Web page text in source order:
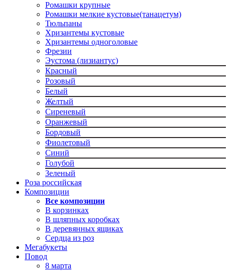
Ромашки крупные
Ромашки мелкие кустовые(танацетум)
Тюльпаны
Хризантемы кустовые
Хризантемы одноголовые
Фрезии
Эустома (лизиантус)
Красный
Розовый
Белый
Желтый
Сиреневый
Оранжевый
Бордовый
Фиолетовый
Синий
Голубой
Зеленый
Роза российская
Композиции
Все композиции
В корзинках
В шляпных коробках
В деревянных ящиках
Сердца из роз
Мегабукеты
Повод
8 марта